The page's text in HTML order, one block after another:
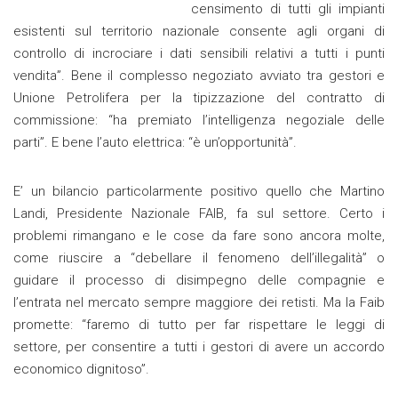
censimento di tutti gli impianti
esistenti sul territorio nazionale consente agli organi di
controllo di incrociare i dati sensibili relativi a tutti i punti
vendita”. Bene il complesso negoziato avviato tra gestori e
Unione Petrolifera per la tipizzazione del contratto di
commissione: “ha premiato l’intelligenza negoziale delle
parti”. E bene l’auto elettrica: “è un’opportunità”.
E’ un bilancio particolarmente positivo quello che Martino
Landi, Presidente Nazionale FAIB, fa sul settore. Certo i
problemi rimangano e le cose da fare sono ancora molte,
come riuscire a “debellare il fenomeno dell’illegalità” o
guidare il processo di disimpegno delle compagnie e
l’entrata nel mercato sempre maggiore dei retisti. Ma la Faib
promette: “faremo di tutto per far rispettare le leggi di
settore, per consentire a tutti i gestori di avere un accordo
economico dignitoso”.